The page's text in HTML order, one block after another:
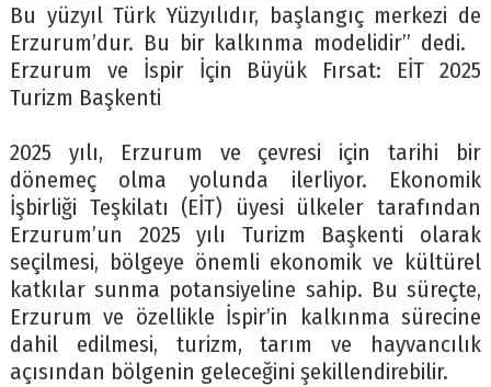
Bu yüzyıl Türk Yüzyılıdır, başlangıç merkezi de
Erzurum’dur. Bu bir kalkınma modelidir” dedi.
Erzurum ve İspir İçin Büyük Fırsat: EİT 2025
Turizm Başkenti
2025 yılı, Erzurum ve çevresi için tarihi bir
dönemeç olma yolunda ilerliyor. Ekonomik
İşbirliği Teşkilatı (EİT) üyesi ülkeler tarafından
Erzurum’un 2025 yılı Turizm Başkenti olarak
seçilmesi, bölgeye önemli ekonomik ve kültürel
katkılar sunma potansiyeline sahip. Bu süreçte,
Erzurum ve özellikle İspir’in kalkınma sürecine
dahil edilmesi, turizm, tarım ve hayvancılık
açısından bölgenin geleceğini şekillendirebilir.